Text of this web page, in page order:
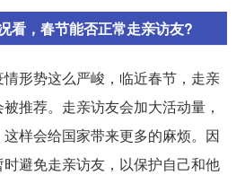
看，春节能否正常走亲访友?
形势这么严峻，临近春节，走亲
推荐。走亲访友会加大活动量，
样会给国家带来更多的麻烦。因
避免走亲访友，以保护自己和他